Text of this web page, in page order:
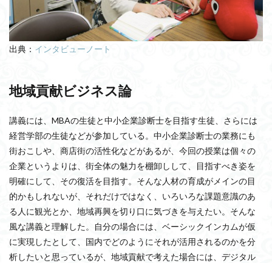
出典： インタビューノート
地域貢献ビジネス論
講義には、MBAの生徒と中小企業診断士を目指す生徒、さらには
経営学部の生徒などが参加している。中小企業診断士の業務にも
街おこしや、商店街の活性化などがあるが、今回の授業は個々の
企業というよりは、街全体の魅力を棚卸しして、目指すべき姿を
明確にして、その復活を目指す。そんな人材の育成がメインの目
的かもしれないが、それだけではなく、いろいろな課題意識のあ
る人に観光とか、地域再興を切り口に気づきを与えたい。そんな
風な講義と理解した。自分の場合には、ベーシックインカムが仮
に実現したとして、国内でどのようにそれが活用されるのかを分
析したいと思っているが、地域貢献で考えた場合には、デジタル